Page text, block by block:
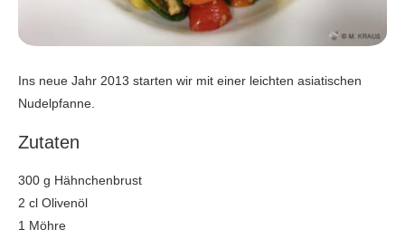
Ins neue Jahr 2013 starten wir mit einer leichten asiatischen
Nudelpfanne.
Zutaten
300 g Hähnchenbrust
2 cl Olivenöl
1 Möhre